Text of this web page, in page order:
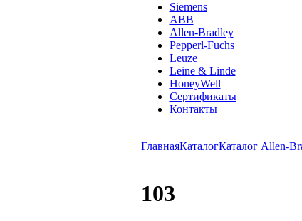
Siemens
ABB
Allen-Bradley
Pepperl-Fuchs
Leuze
Leine & Linde
HoneyWell
Сертификаты
Контакты
ГлавнаяКаталогКаталог Allen-
103